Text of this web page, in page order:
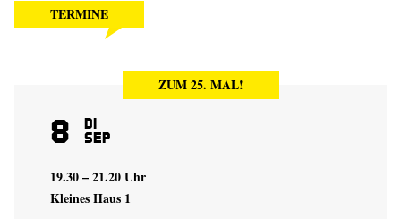
TERMINE
ZUM 25. MAL!
8 Di
Sep
19.30 – 21.20 Uhr
Kleines Haus 1